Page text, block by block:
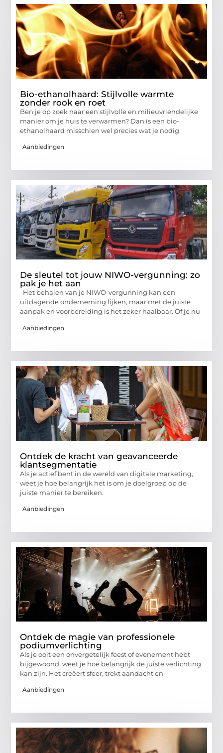
Bio-ethanolhaard: Stijlvolle warmte
zonder rook en roet
Ben je op zoek naar een stijlvolle en milieuvriendelijke
manier om je huis te verwarmen? Dan is een bio-
ethanolhaard misschien wel precies wat je nodig
Aanbiedingen
De sleutel tot jouw NIWO-vergunning: zo
pak je het aan
Het behalen van je NIWO-vergunning kan een
uitdagende onderneming lijken, maar met de juiste
aanpak en voorbereiding is het zeker haalbaar. Of je nu
Aanbiedingen
Ontdek de kracht van geavanceerde
klantsegmentatie
Als je actief bent in de wereld van digitale marketing,
weet je hoe belangrijk het is om je doelgroep op de
juiste manier te bereiken.
Aanbiedingen
Ontdek de magie van professionele
podiumverlichting
Als je ooit een onvergetelijk feest of evenement hebt
bijgewoond, weet je hoe belangrijk de juiste verlichting
kan zijn. Het creëert sfeer, trekt aandacht en
Aanbiedingen